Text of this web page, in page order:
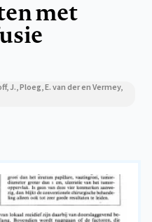
met
J., Ploeg, E. van der en Vermey,